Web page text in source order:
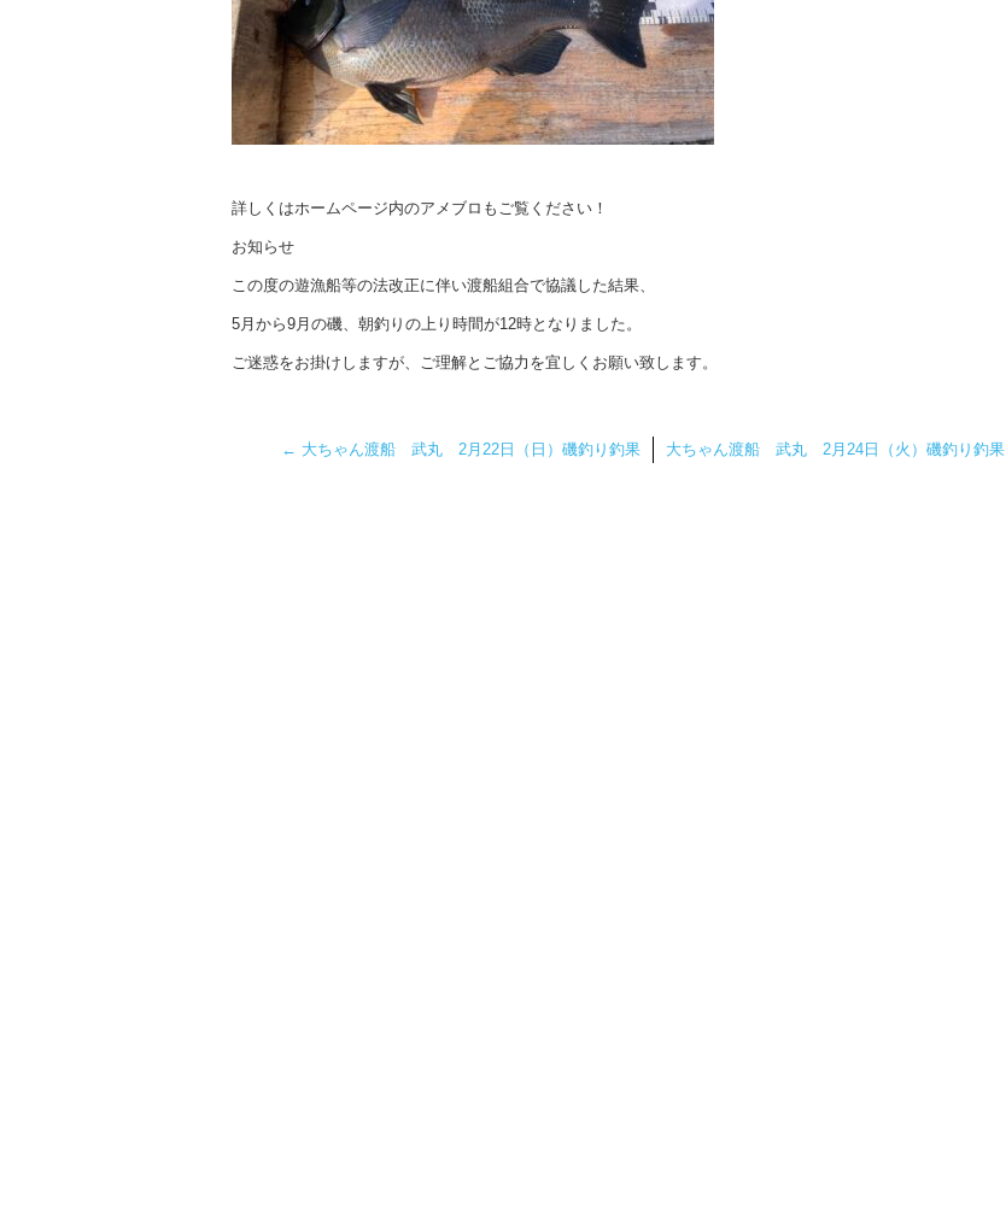
詳しくはホームページ内のアメブロもご覧ください！
お知らせ
この度の遊漁船等の法改正に伴い渡船組合で協議した結果、
5月から9月の磯、朝釣りの上り時間が12時となりました。
ご迷惑をお掛けしますが、ご理解とご協力を宜しくお願い致します。
← 大ちゃん渡船 武丸 2月22日（日）磯釣り釣果 大ちゃん渡船 武丸 2月24日（火）磯釣り釣果